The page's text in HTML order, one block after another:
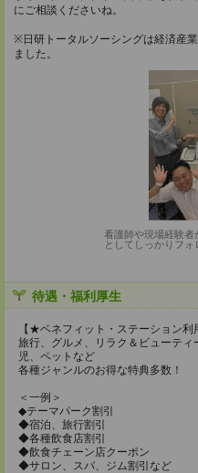
にご相談くださいね。
※日研トータルソーシングは経済産
ました。
看護師や現場経験者
としてしっかりフォ
待遇・福利厚生
【★ベネフィット・ステーション利
旅行、グルメ、リラク＆ビューテ
児、ペットなど
各種ジャンルのお得な特典多数！
＜一例＞
◆テーマパーク割引
◆宿泊、旅行割引
◆各種飲食店割引
◆飲食チェーン店クーポン
◆サロン、スパ、ジム割引など